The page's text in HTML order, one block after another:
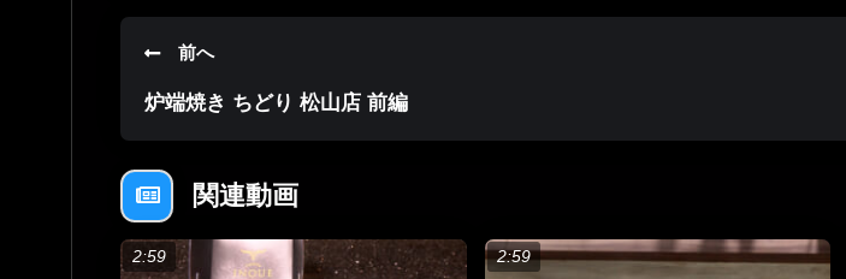
前へ
炉端焼き ちどり 松山店 前編
関連動画
2:59 2:59